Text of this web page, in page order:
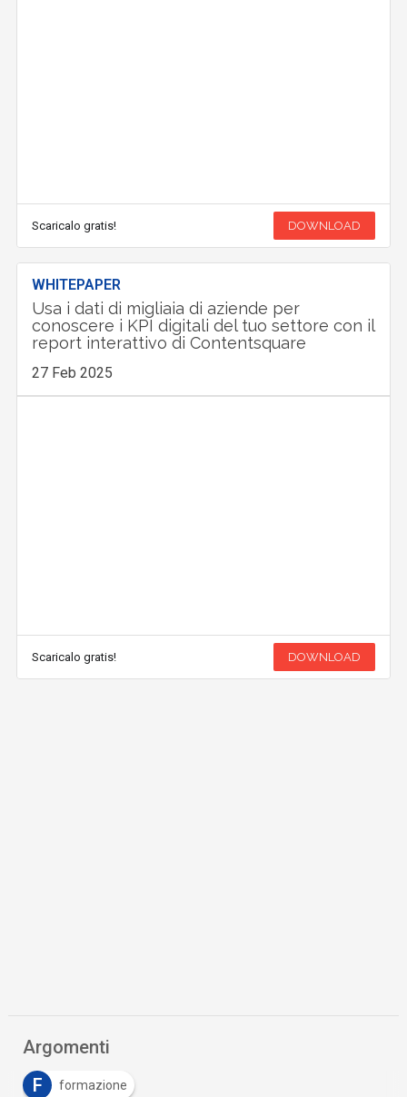
Scaricalo gratis! DOWNLOAD
WHITEPAPER
Usa i dati di migliaia di aziende per
conoscere i KPI digitali del tuo settore con il
report interattivo di Contentsquare
27 Feb 2025
Scaricalo gratis! DOWNLOAD
Argomenti
F
formazione